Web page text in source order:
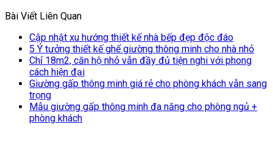
Bài Viết Liên Quan
Cập nhật xu hướng thiết kế nhà bếp đẹp độc đáo
5 Ý tưởng thiết kế ghế giường thông minh cho nhà nhỏ
Chỉ 18m2, căn hộ nhỏ vẫn đầy đủ tiện nghi với phong
cách hiện đại
Giường gấp thông minh giá rẻ cho phòng khách vẫn sang
trọng
Mẫu giường gấp thông minh đa năng cho phòng ngủ +
phòng khách